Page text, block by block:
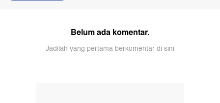
Belum ada komentar.
Jadilah yang pertama berkomentar di sini